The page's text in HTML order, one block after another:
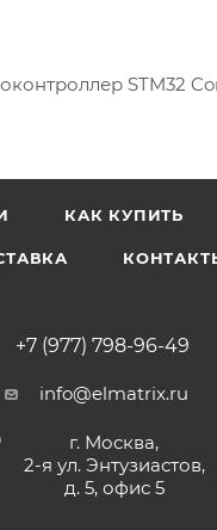
STM32
КАК КУПИТЬ
+7 (977) 798-96-49
info@elmatrix.ru
г. Москва,
2-я ул. Энтузиастов,
д. 5, офис 5